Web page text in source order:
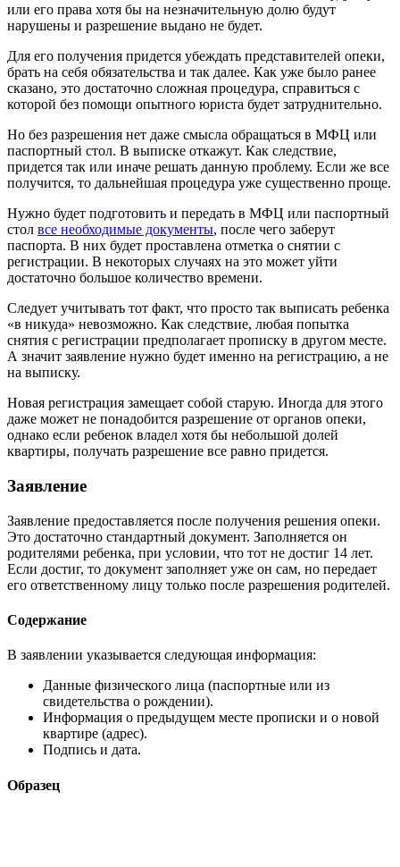
или его права хотя бы на незначительную долю будут
нарушены и разрешение выдано не будет.
Для его получения придется убеждать представителей опеки,
брать на себя обязательства и так далее. Как уже было ранее
сказано, это достаточно сложная процедура, справиться с
которой без помощи опытного юриста будет затруднительно.
Но без разрешения нет даже смысла обращаться в МФЦ или
паспортный стол. В выписке откажут. Как следствие,
придется так или иначе решать данную проблему. Если же все
получится, то дальнейшая процедура уже существенно проще.
Нужно будет подготовить и передать в МФЦ или паспортный
стол все необходимые документы, после чего заберут
паспорта. В них будет проставлена отметка о снятии с
регистрации. В некоторых случаях на это может уйти
достаточно большое количество времени.
Следует учитывать тот факт, что просто так выписать ребенка
«в никуда» невозможно. Как следствие, любая попытка
снятия с регистрации предполагает прописку в другом месте.
А значит заявление нужно будет именно на регистрацию, а не
на выписку.
Новая регистрация замещает собой старую. Иногда для этого
даже может не понадобится разрешение от органов опеки,
однако если ребенок владел хотя бы небольшой долей
квартиры, получать разрешение все равно придется.
Заявление
Заявление предоставляется после получения решения опеки.
Это достаточно стандартный документ. Заполняется он
родителями ребенка, при условии, что тот не достиг 14 лет.
Если достиг, то документ заполняет уже он сам, но передает
его ответственному лицу только после разрешения родителей.
Содержание
В заявлении указывается следующая информация:
Данные физического лица (паспортные или из
свидетельства о рождении).
Информация о предыдущем месте прописки и о новой
квартире (адрес).
Подпись и дата.
Образец